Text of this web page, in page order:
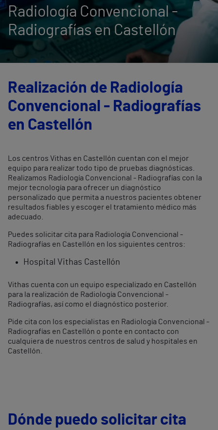
Radiología Convencional -
Radiografías en Castellón
Realización de Radiología
Convencional - Radiografías
en Castellón
Los centros Vithas en Castellón cuentan con el mejor
equipo para realizar todo tipo de pruebas diagnósticas.
Realizamos Radiología Convencional - Radiografías con la
mejor tecnología para ofrecer un diagnóstico
personalizado que permita a nuestros pacientes obtener
resultados fiables y escoger el tratamiento médico más
adecuado.
Puedes solicitar cita para Radiología Convencional -
Radiografías en Castellón en los siguientes centros:
Hospital Vithas Castellón
Vithas cuenta con un equipo especializado en Castellón
para la realización de Radiología Convencional -
Radiografías, así como el diagnóstico posterior.
Pide cita con los especialistas en Radiología Convencional -
Radiografías en Castellón o ponte en contacto con
cualquiera de nuestros centros de salud y hospitales en
Castellón.
Dónde puedo solicitar cita